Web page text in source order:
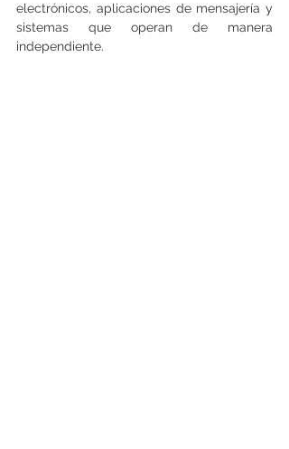
electrónicos, aplicaciones de mensajería y
sistemas que operan de manera
independiente.